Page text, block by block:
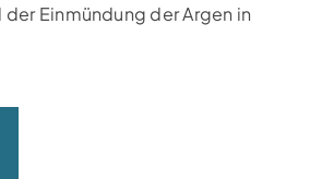
Einmündung der Argen in